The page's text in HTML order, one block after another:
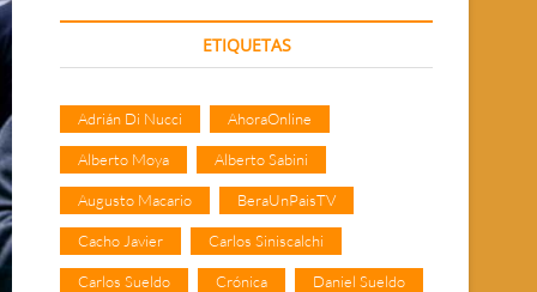
ETIQUETAS
Adrián Di Nucci AhoraOnline
Alberto Moya Alberto Sabini
Augusto Macario BeraUnPaisTV
Cacho Javier Carlos Siniscalchi
Carlos Sueldo Crónica Daniel Sueldo